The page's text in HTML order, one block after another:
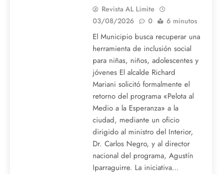
Revista AL Limite
03/08/2026
0 6 minutos
El Municipio busca recuperar una
herramienta de inclusión social
para niñas, niños, adolescentes y
jóvenes El alcalde Richard
Mariani solicitó formalmente el
retorno del programa «Pelota al
Medio a la Esperanza» a la
ciudad, mediante un oficio
dirigido al ministro del Interior,
Dr. Carlos Negro, y al director
nacional del programa, Agustín
Iparraguirre. La iniciativa…